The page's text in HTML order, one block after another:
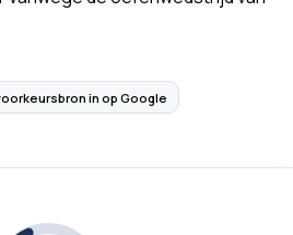
in op Google